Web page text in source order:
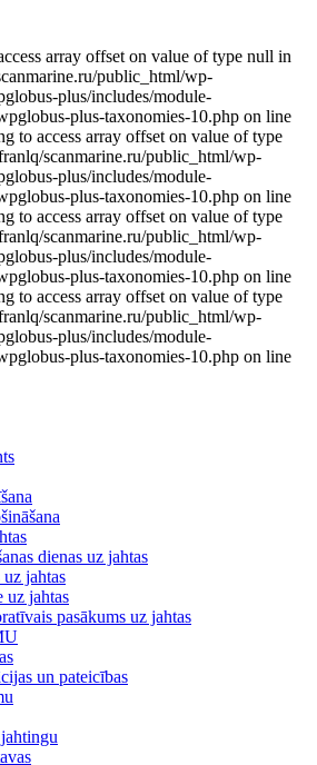
array offset on value of type null in
public_html/wp-
plus/includes/module-
plus-taxonomies-10.php on line
to access array offset on value of type
scanmarine.ru/public_html/wp-
plus/includes/module-
plus-taxonomies-10.php on line
to access array offset on value of type
scanmarine.ru/public_html/wp-
plus/includes/module-
plus-taxonomies-10.php on line
to access array offset on value of type
scanmarine.ru/public_html/wp-
plus/includes/module-
plus-taxonomies-10.php on line
dienas uz jahtas
uz jahtas
uz jahtas
pasākums uz jahtas
un pateicības